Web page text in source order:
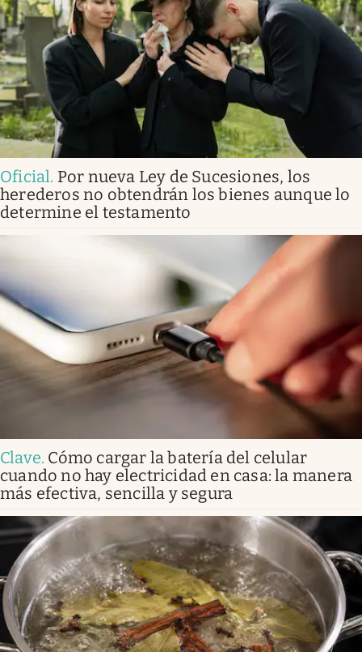
Oficial. Por nueva Ley de Sucesiones, los
herederos no obtendrán los bienes aunque lo
determine el testamento
Clave. Cómo cargar la batería del celular
cuando no hay electricidad en casa: la manera
más efectiva, sencilla y segura